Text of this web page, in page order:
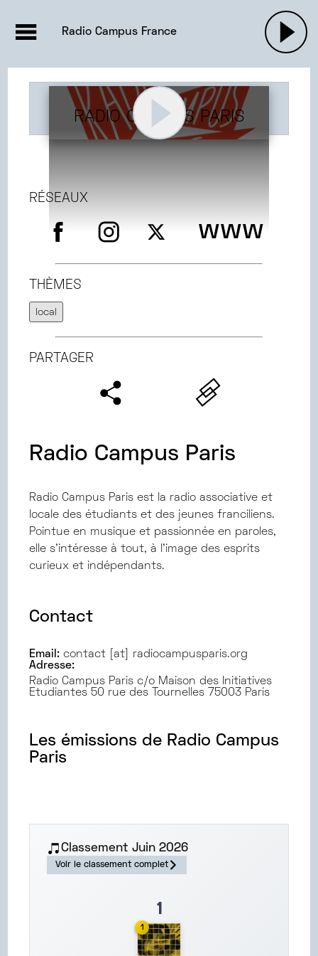
ACTUALITÉS
EMISSIONS |
PODCASTS
Radio Campus France
RADIO CAMPUS PARIS
RÉSEAUX
www
THÈMES
local
PARTAGER
Radio Campus Paris
Radio Campus Paris est la radio associative et
locale des étudiants et des jeunes franciliens.
Pointue en musique et passionnée en paroles,
elle s'intéresse à tout, à l'image des esprits
curieux et indépendants.
Contact
Email: contact [at] radiocampusparis.org
Adresse:
Radio Campus Paris c/o Maison des Initiatives
Etudiantes 50 rue des Tournelles 75003 Paris
Les émissions de Radio Campus
Paris
ClassementJuin 2026
Voir le classement complet
1
1